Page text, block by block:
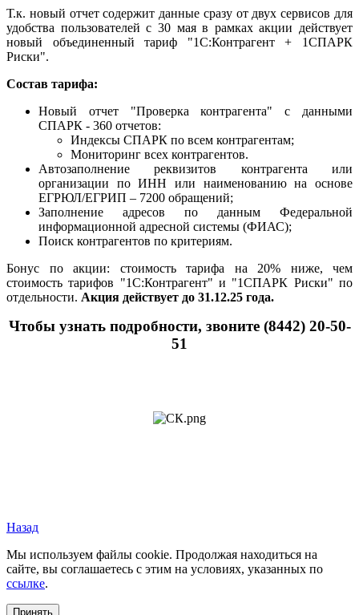
Т.к. новый отчет содержит данные сразу от двух сервисов для
удобства пользователей с 30 мая в рамках акции действует
новый объединенный тариф "1С:Контрагент + 1СПАРК
Риски".
Состав тарифа:
Новый отчет "Проверка контрагента" с данными
СПАРК - 360 отчетов:
Индексы СПАРК по всем контрагентам;
Мониторинг всех контрагентов.
Автозаполнение реквизитов контрагента или
организации по ИНН или наименованию на основе
ЕГРЮЛ/ЕГРИП – 7200 обращений;
Заполнение адресов по данным Федеральной
информационной адресной системы (ФИАС);
Поиск контрагентов по критериям.
Бонус по акции: стоимость тарифа на 20% ниже, чем
стоимость тарифов "1С:Контрагент" и "1СПАРК Риски" по
отдельности. Акция действует до 31.12.25 года.
Чтобы узнать подробности, звоните (8442) 20-50-
51
Назад
Мы используем файлы cookie. Продолжая находиться на
сайте, вы соглашаетесь с этим на условиях, указанных по
ссылке.
Принять